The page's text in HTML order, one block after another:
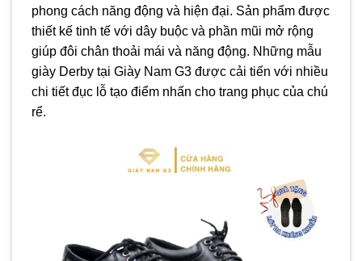
phong cách năng động và hiện đại. Sản phẩm được
thiết kế tinh tế với dây buộc và phần mũi mở rộng
giúp đôi chân thoải mái và năng động. Những mẫu
giày Derby tại Giày Nam G3 được cải tiến với nhiều
chi tiết đục lỗ tạo điểm nhấn cho trang phục của chú
rể.